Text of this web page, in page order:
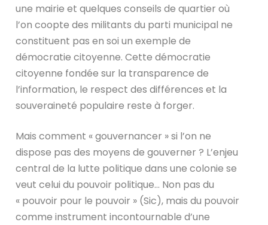
une mairie et quelques conseils de quartier où
l’on coopte des militants du parti municipal ne
constituent pas en soi un exemple de
démocratie citoyenne. Cette démocratie
citoyenne fondée sur la transparence de
l’information, le respect des différences et la
souveraineté populaire reste à forger.
Mais comment « gouvernancer » si l’on ne
dispose pas des moyens de gouverner ? L’enjeu
central de la lutte politique dans une colonie se
veut celui du pouvoir politique… Non pas du
« pouvoir pour le pouvoir » (Sic), mais du pouvoir
comme instrument incontournable d’une